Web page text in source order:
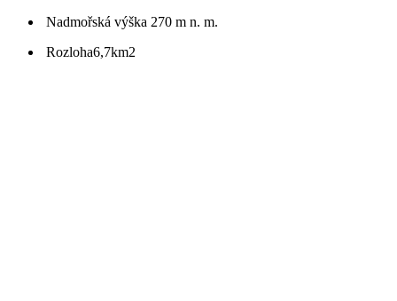
Nadmořská výška 270 m n. m.
Rozloha6,7km2